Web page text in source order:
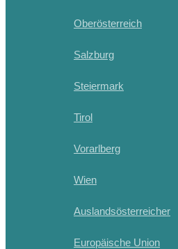
Oberösterreich
Salzburg
Steiermark
Tirol
Vorarlberg
Wien
Auslandsösterreicher
Europäische Union